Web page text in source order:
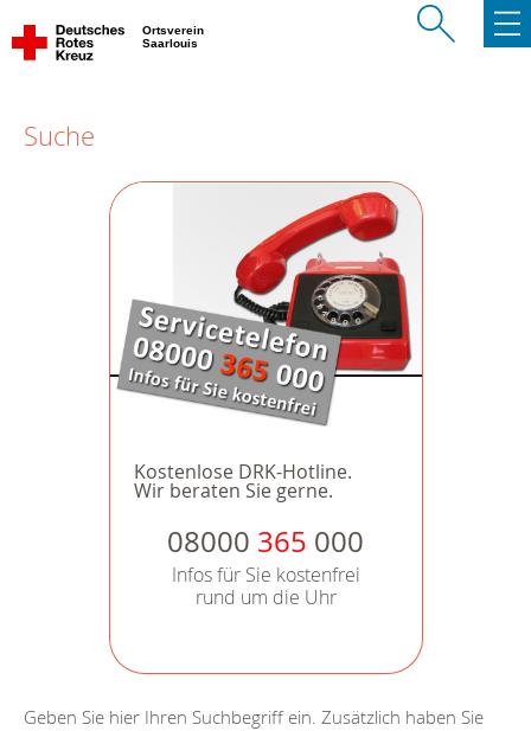
Ortsverein
Saarlouis
Suche
Kostenlose DRK-Hotline.
Wir beraten Sie gerne.
08000 365 000
Infos für Sie kostenfrei
rund um die Uhr
Geben Sie hier Ihren Suchbegriff ein. Zusätzlich haben Sie